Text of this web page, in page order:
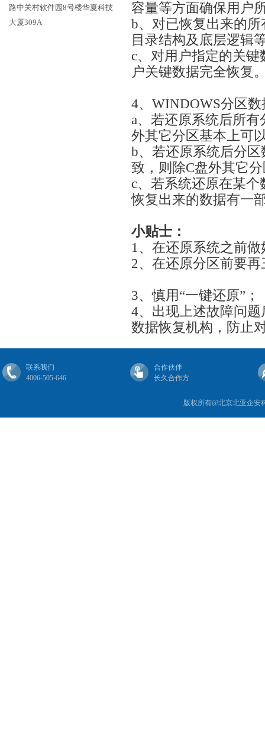
路中关村软件园8号楼华夏科技
大厦309A
容量等方面确保用户
b、对已恢复出来的
目录结构及底层逻辑
c、对用户指定的关
户关键数据完全恢复
4、WINDOWS分区
a、若还原系统后所
外其它分区基本上可
b、若还原系统后分
致，则除C盘外其它
c、若系统还原在某
恢复出来的数据有一
小贴士：
1、在还原系统之前
2、在还原分区前要
3、慎用“一键还原”；
4、出现上述故障问
数据恢复机构，防止
联系我们
4006-505-646
合作伙伴
长久合作方
版权所有@北京北亚企安